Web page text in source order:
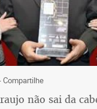
Compartilhe
não sai da